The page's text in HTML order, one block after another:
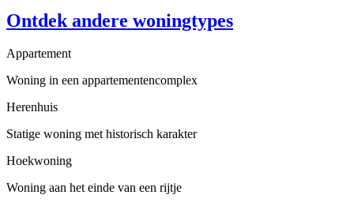
Ontdek andere woningtypes
Appartement
Woning in een appartementencomplex
Herenhuis
Statige woning met historisch karakter
Hoekwoning
Woning aan het einde van een rijtje